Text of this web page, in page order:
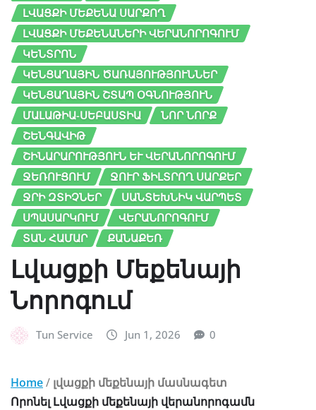
ԼՎԱՑՔԻ ՄԵՔԵՆԱ ՍԱՐՔՈՂ
ԼՎԱՑՔԻ ՄԵՔԵՆԱՆԵՐԻ ՎԵՐԱՆՈՐՈԳՈՒՄ
ԿԵՆՏՐՈՆ
ԿԵՆՑԱՂԱՅԻՆ ԾԱՌԱՅՈՒԹՅՈՒՆՆԵՐ
ԿԵՆՑԱՂԱՅԻՆ ՇՏԱՊ ՕԳՆՈՒԹՅՈՒՆ
ՄԱԼԱԹԻԱ-ՍԵԲԱՍՏԻԱ
ՆՈՐ ՆՈՐՔ
ՇԵՆԳԱՎԻԹ
ՇԻՆԱՐԱՐՈՒԹՅՈՒՆ ԵՒ ՎԵՐԱՆՈՐՈԳՈՒՄ
ՋԵՌՈՒՑՈՒՄ
ՋՈՒՐ ՖԻԼՏՐՈՂ ՍԱՐՔԵՐ
ՋՐԻ ԶՏԻՉՆԵՐ
ՍԱՆՏԵԽՆԻԿ ՎԱՐՊԵՏ
ՍՊԱՍԱՐԿՈՒՄ
ՎԵՐԱՆՈՐՈԳՈՒՄ
ՏԱՆ ՀԱՄԱՐ
ՔԱՆԱՔԵՌ
Լվացքի Մեքենայի
Նորոգում
Tun Service Jun 1, 2026 0
Home/ լվացքի մեքենայի մասնագետ
Որոնել Լվացքի մեքենայի վերանորոգամն